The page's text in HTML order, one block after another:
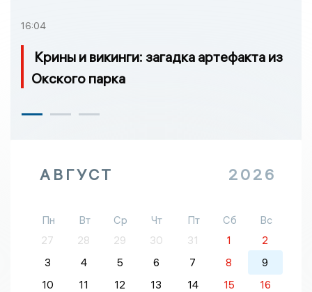
16:04
Крины и викинги: загадка артефакта из
Окского парка
АВГУСТ 2026
Пн Вт Ср Чт Пт Сб
Вс
27
28 29 30 31 1
2
3
4 5 6 7 8
9
10
11 12 13 14 15
16